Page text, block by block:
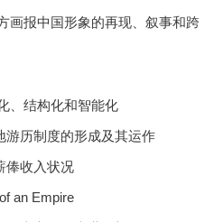
画报中国形象的再现、叙事和跨
、结构化和智能化
游历制度的形成及其运作
俸收入状况
an Empire